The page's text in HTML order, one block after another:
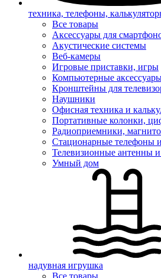
техника, телефоны,
Все товары
Аксессуары для
Акустические системы
Веб-камеры
Игровые приставки, игры
Компьютерные
Кронштейны для
Наушники
Офисная техника и
Портативные колонки,
Радиоприемники,
Стационарные телефоны
Телевизионные антенны
Умный дом
надувная игрушка
Все товары